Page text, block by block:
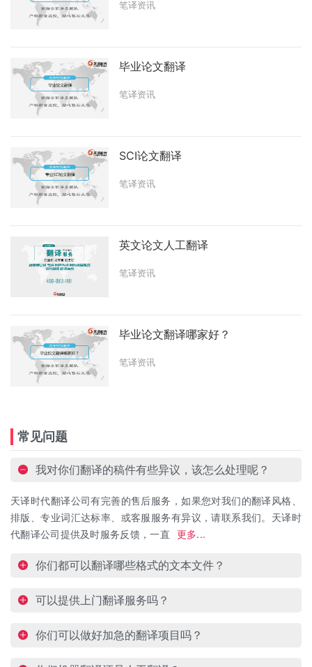
笔译资讯
毕业论文翻译
笔译资讯
SCI论文翻译
笔译资讯
英文论文人工翻译
笔译资讯
毕业论文翻译哪家好？
笔译资讯
常见问题
我对你们翻译的稿件有些异议，该怎么处理呢？
天译时代翻译公司有完善的售后服务，如果您对我们的翻译风格、
排版、专业词汇达标率、或客服服务有异议，请联系我们。天译时
代翻译公司提供及时服务反馈，一直
更多...
你们都可以翻译哪些格式的文本文件？
可以提供上门翻译服务吗？
你们可以做好加急的翻译项目吗？